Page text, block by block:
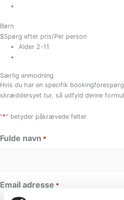
Børn
$Spørg efter pris/Per person
Alder 2-11
Særlig anmodning
Hvis du har en specifik
skræddersyet tur, så udfyld denne
"*" betyder påkrævede felter
Fulde navn *
Email adresse *